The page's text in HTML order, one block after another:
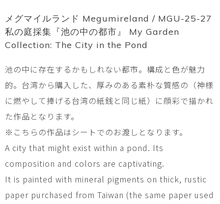
メグマイルランド Megumireland / MGU-25-27
私の庭採集『池の中の都市』 My Garden
Collection: The City in the Pond
池の中に存在するかもしれない都市。構成と色が魅力
的。台湾から購入した、厚みのある素朴な質感の（神様
に燃やして捧げる台湾の紙銭と同じ紙）に顔彩で描かれ
た作品となります。
※こちらの作品はシートでのお渡しとなります。
A city that might exist within a pond. Its
composition and colors are captivating.
It is painted with mineral pigments on thick, rustic
paper purchased from Taiwan (the same paper used